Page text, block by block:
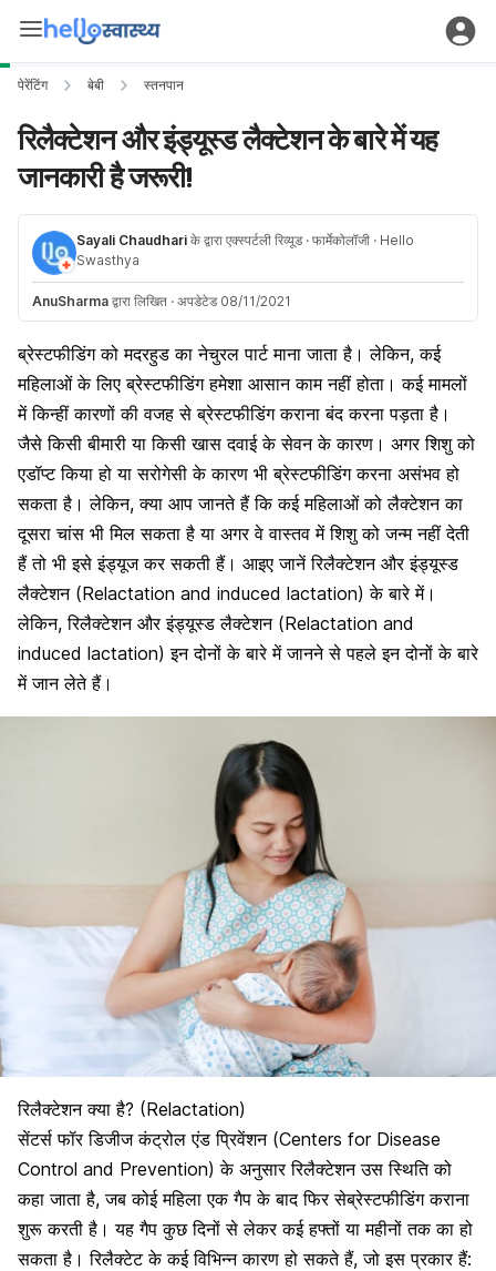
पेरेंटिंग बेबी स्तनपान
रिलैक्टेशन और इंड्यूस्ड लैक्टेशन के बारे में यह
जानकारी है जरूरी!
Sayali Chaudhari के द्वारा एक्स्पर्टली रिव्यूड · फार्मेकोलॉजी · Hello
Swasthya
AnuSharma द्वारा लिखित · अपडेटेड 08/11/2021
ब्रेस्टफीडिंग को मदरहुड का नेचुरल पार्ट माना जाता है। लेकिन, कई
महिलाओं के लिए ब्रेस्टफीडिंग हमेशा आसान काम नहीं होता। कई मामलों
में किन्हीं कारणों की वजह से ब्रेस्टफीडिंग कराना बंद करना पड़ता है।
जैसे किसी बीमारी या किसी खास दवाई के सेवन के कारण। अगर शिशु को
एडॉप्ट किया हो या सरोगेसी के कारण भी ब्रेस्टफीडिंग करना असंभव हो
सकता है। लेकिन, क्या आप जानते हैं कि कई महिलाओं को लैक्टेशन का
दूसरा चांस भी मिल सकता है या अगर वे वास्तव में शिशु को जन्म नहीं देती
हैं तो भी इसे इंड्यूज कर सकती हैं। आइए जानें रिलैक्टेशन और इंड्यूस्ड
लैक्टेशन (Relactation and induced lactation) के बारे में।
लेकिन, रिलैक्टेशन और इंड्यूस्ड लैक्टेशन (Relactation and
induced lactation) इन दोनों के बारे में जानने से पहले इन दोनों के बारे
में जान लेते हैं।
रिलैक्टेशन क्या है? (Relactation)
सेंटर्स फॉर डिजीज कंट्रोल एंड प्रिवेंशन (Centers for Disease
Control and Prevention) के अनुसार रिलैक्टेशन उस स्थिति को
कहा जाता है, जब कोई महिला एक गैप के बाद फिर सेब्रेस्टफीडिंग कराना
शुरू करती है । यह गैप कुछ दिनों से लेकर कई हफ्तों या महीनों तक का हो
सकता है। रिलैक्टेट के कई विभिन्न कारण हो सकते हैं, जो इस प्रकार हैं: